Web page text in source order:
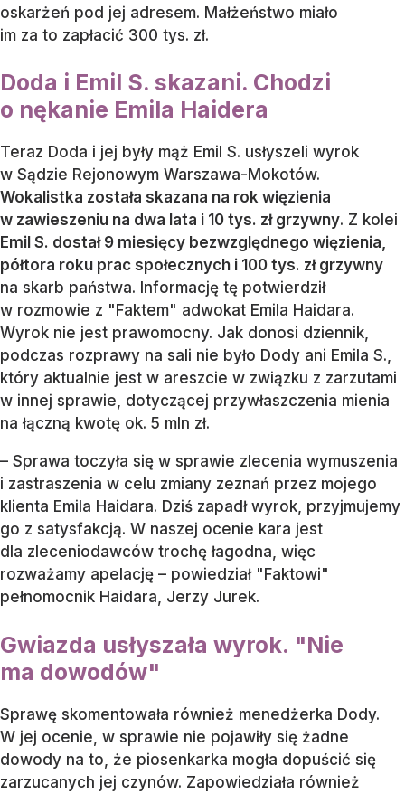
oskarżeń pod jej adresem. Małżeństwo miało
im za to zapłacić 300 tys. zł.
Doda i Emil S. skazani. Chodzi
o nękanie Emila Haidera
Teraz Doda i jej były mąż Emil S. usłyszeli wyrok
w Sądzie Rejonowym Warszawa-Mokotów.
Wokalistka została skazana na rok więzienia
w zawieszeniu na dwa lata i 10 tys. zł grzywny. Z kolei
Emil S. dostał 9 miesięcy bezwzględnego więzienia,
półtora roku prac społecznych i 100 tys. zł grzywny
na skarb państwa. Informację tę potwierdził
w rozmowie z "Faktem" adwokat Emila Haidara.
Wyrok nie jest prawomocny. Jak donosi dziennik,
podczas rozprawy na sali nie było Dody ani Emila S.,
który aktualnie jest w areszcie w związku z zarzutami
w innej sprawie, dotyczącej przywłaszczenia mienia
na łączną kwotę ok. 5 mln zł.
– Sprawa toczyła się w sprawie zlecenia wymuszenia
i zastraszenia w celu zmiany zeznań przez mojego
klienta Emila Haidara. Dziś zapadł wyrok, przyjmujemy
go z satysfakcją. W naszej ocenie kara jest
dla zleceniodawców trochę łagodna, więc
rozważamy apelację – powiedział "Faktowi"
pełnomocnik Haidara, Jerzy Jurek.
Gwiazda usłyszała wyrok. "Nie
ma dowodów"
Sprawę skomentowała również menedżerka Dody.
W jej ocenie, w sprawie nie pojawiły się żadne
dowody na to, że piosenkarka mogła dopuścić się
zarzucanych jej czynów. Zapowiedziała również